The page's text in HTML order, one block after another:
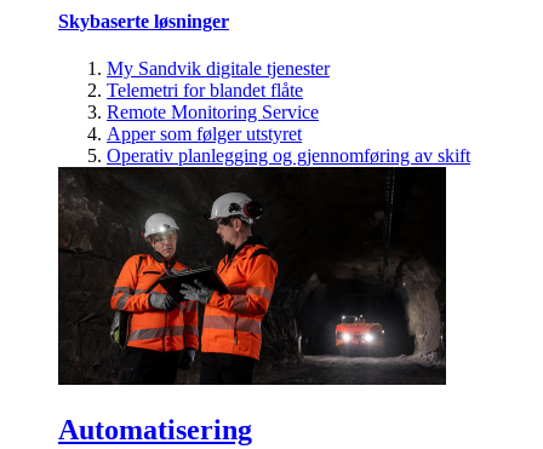
Skybaserte løsninger
My Sandvik digitale tjenester
Telemetri for blandet flåte
Remote Monitoring Service
Apper som følger utstyret
Operativ planlegging og gjennomføring av skift
Automatisering